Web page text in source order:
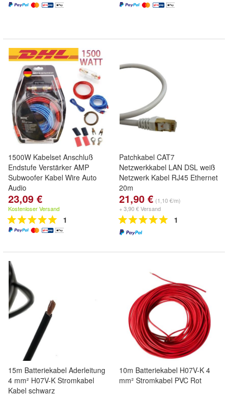
1500W Kabelset Anschluß
Endstufe Verstärker AMP
Subwoofer Kabel Wire Auto
Audio
23,09 €
Kostenloser Versand
1
Patchkabel CAT7
Netzwerkkabel LAN DSL weiß
Netzwerk Kabel RJ45 Ethernet
20m
21,90 € (1,10 €/m)
+ 3,90 € Versand
1
15m Batteriekabel Aderleitung
4 mm² H07V-K Stromkabel
Kabel schwarz
10m Batteriekabel H07V-K 4
mm² Stromkabel PVC Rot